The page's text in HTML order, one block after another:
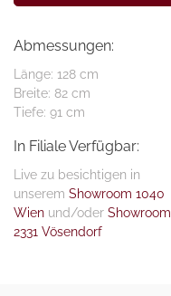
Abmessungen:
Länge: 128 cm
Breite: 82 cm
Tiefe: 91 cm
In Filiale Verfügbar:
Live zu besichtigen in
unserem Showroom 1040
Wien und/oder Showroom
2331 Vösendorf